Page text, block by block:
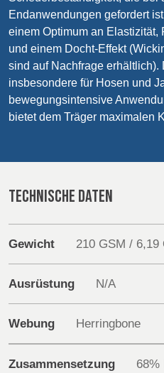
Products
Sustainability
Media
Veranstaltungen
Contact
Erweiterte Suche
NAUMD 2026 (1)
SLOVAKIA
FINNLAND
GERMANY,
SWITZERLAND
TRUTHAHN
BELGIUM,
DENMARK,
Endanwendungen gefordert
einem Optimum an Elastizität,
und einem Docht-Effekt
sind auf Nachfrage erhältlich).
insbesondere für Hosen und
bewegungsintensive
bietet dem Träger maximalen
TECHNISCHE DATEN
Gewicht 210 GSM / 6,19
Ausrüstung N/A
Webung Herringbone
Zusammensetzung
68%